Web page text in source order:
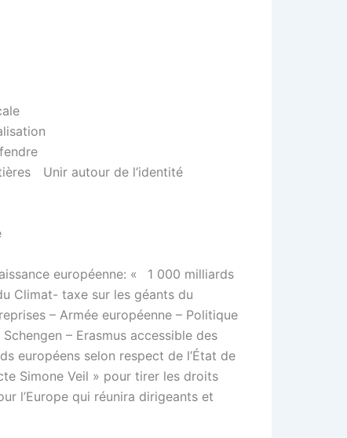
Unir autour de l’identité
européenne: « 1 000 milliards
Climat- taxe sur les géants du
– Armée européenne – Politique
– Erasmus accessible des
européens selon respect de l’État de
Simone Veil » pour tirer les droits
l’Europe qui réunira dirigeants et